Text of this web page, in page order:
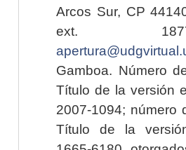
Arcos Sur, CP
ext.
Gamboa. Número
Título de la versión
2007-1094; número
Título de la